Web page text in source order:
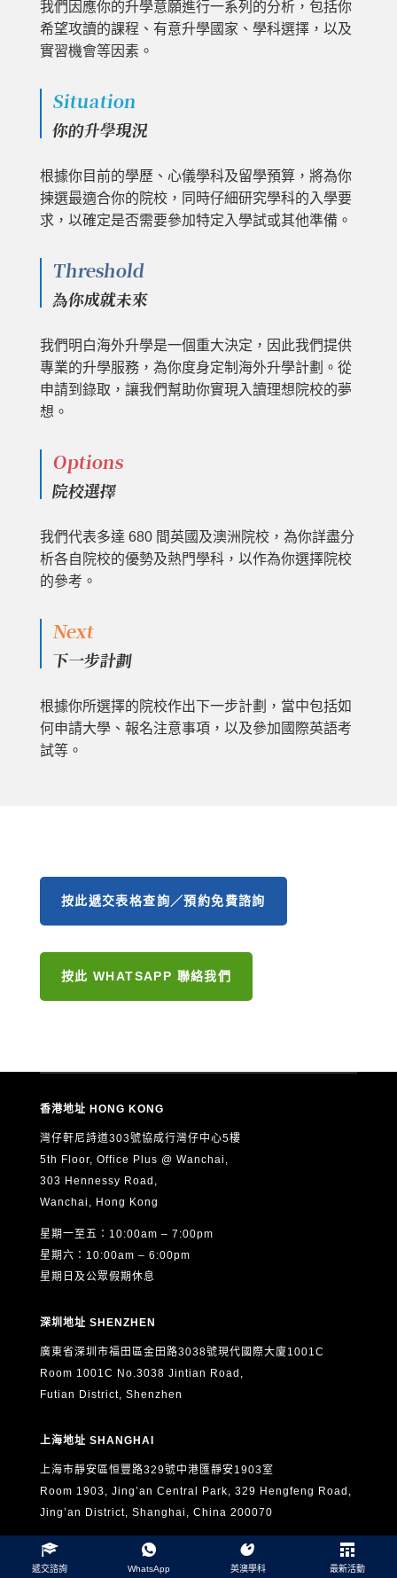
我們因應你的升學意願進行一系列的分析，包括你
希望攻讀的課程、有意升學國家、學科選擇，以及
實習機會等因素。
Situation
你的升學現況
根據你目前的學歷、心儀學科及留學預算，將為你
揀選最適合你的院校，同時仔細研究學科的入學要
求，以確定是否需要參加特定入學試或其他準備。
Threshold
為你成就未來
我們明白海外升學是一個重大決定，因此我們提供
專業的升學服務，為你度身定制海外升學計劃。從
申請到錄取，讓我們幫助你實現入讀理想院校的夢
想。
Options
院校選擇
我們代表多達 680 間英國及澳洲院校，為你詳盡分
析各自院校的優勢及熱門學科，以作為你選擇院校
的參考。
Next
下一步計劃
根據你所選擇的院校作出下一步計劃，當中包括如
何申請大學、報名注意事項，以及參加國際英語考
試等。
按此遞交表格查詢／預約免費諮詢
按此 WHATSAPP 聯絡我們
香港地址 HONG KONG
灣仔軒尼詩道303號協成行灣仔中心5樓
5th Floor, Office Plus @ Wanchai,
303 Hennessy Road,
Wanchai, Hong Kong
星期一至五：10:00am – 7:00pm
星期六：10:00am – 6:00pm
星期日及公眾假期休息
深圳地址 SHENZHEN
廣東省深圳市福田區金田路3038號現代國際大廈1001C
Room 1001C No.3038 Jintian Road,
Futian District, Shenzhen
上海地址 SHANGHAI
上海市靜安區恒豐路329號中港匯靜安1903室
Room 1903, Jing’an Central Park, 329 Hengfeng Road,
Jing’an District, Shanghai, China 200070
聯絡我們 CONTACT US
遞交諮詢 WhatsApp 英澳學科 最新活動